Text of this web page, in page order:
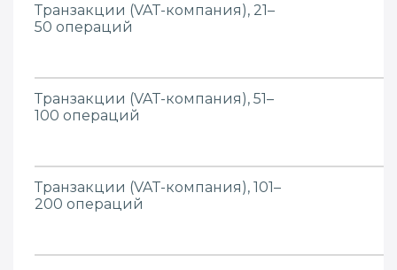
Транзакции (VAT-компания), 21–
50 операций
Транзакции (VAT-компания), 51–
100 операций
Транзакции (VAT-компания), 101–
200 операций